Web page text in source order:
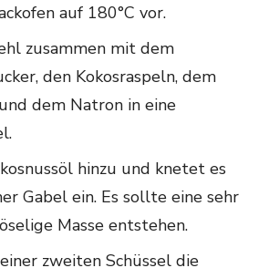
auf 180°C vor.
zusammen mit dem
den Kokosraspeln, dem
dem Natron in eine
hinzu und knetet es
Gabel ein. Es sollte eine sehr
Masse entstehen.
zweiten Schüssel die